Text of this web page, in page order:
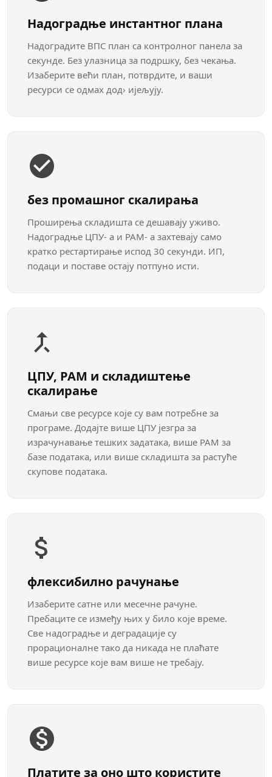
Надоградње инстантног плана
Надоградите ВПС план са контролног панела за
секунде. Без улазница за подршку, без чекања.
Изаберите већи план, потврдите, и ваши
ресурси се одмах дод› ијељују.
без промашног скалирања
Проширења складишта се дешавају уживо.
Надоградње ЦПУ‐ а и РАМ‐ а захтевају само
кратко рестартирање испод 30 секунди. ИП,
подаци и поставе остају потпуно исти.
ЦПУ, РАМ и складиштење
скалирање
Смањи све ресурсе које су вам потребне за
програме. Додајте више ЦПУ језгра за
израчунавање тешких задатака, више РАМ за
базе података, или више складишта за растуће
скупове података.
флексибилно рачунање
Изаберите сатне или месечне рачуне.
Пребаците се између њих у било које време.
Све надоградње и деградације су
прорационалне тако да никада не плаћате
више ресурсе које вам више не требају.
Платите за оно што користите